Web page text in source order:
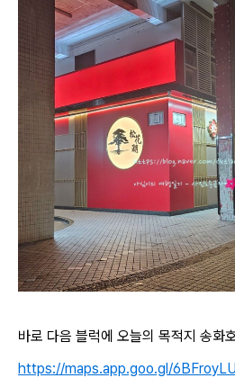
바로 다음 블럭에 오늘의 목적지 송화
https://maps.app.goo.gl/